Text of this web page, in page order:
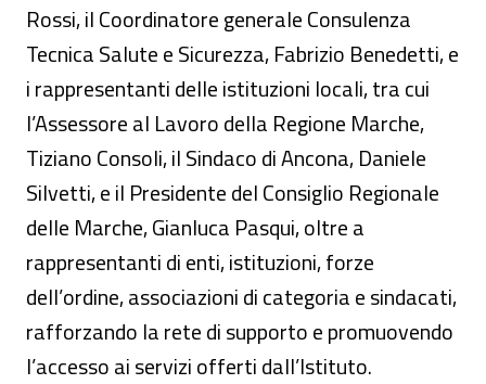
Rossi, il Coordinatore generale Consulenza
Tecnica Salute e Sicurezza, Fabrizio Benedetti, e
i rappresentanti delle istituzioni locali, tra cui
l’Assessore al Lavoro della Regione Marche,
Tiziano Consoli, il Sindaco di Ancona, Daniele
Silvetti, e il Presidente del Consiglio Regionale
delle Marche, Gianluca Pasqui, oltre a
rappresentanti di enti, istituzioni, forze
dell’ordine, associazioni di categoria e sindacati,
rafforzando la rete di supporto e promuovendo
l’accesso ai servizi offerti dall’Istituto.